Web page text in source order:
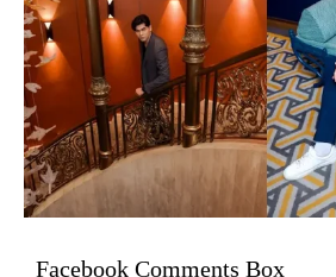
Facebook Comments Box